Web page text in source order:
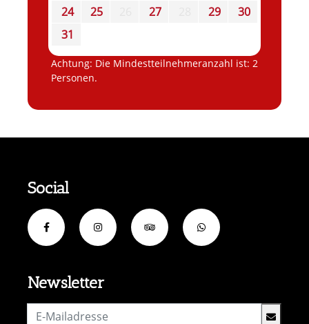
24
25 27 29
30
31
Achtung: Die Mindestteilnehmeranzahl ist: 2
Personen.
Newsletter
Social